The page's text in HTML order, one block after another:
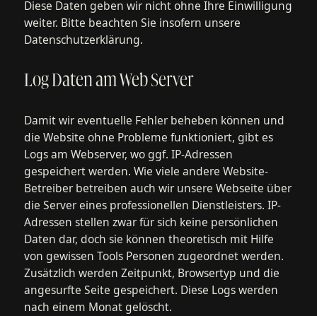
Diese Daten geben wir nicht ohne Ihre Einwilligung
weiter. Bitte beachten Sie insofern unsere
Datenschutzerklärung.
Log Daten am Web Server
Damit wir eventuelle Fehler beheben können und
die Website ohne Probleme funktioniert, gibt es
Logs am Webserver, wo ggf. IP-Adressen
gespeichert werden. Wie viele andere Website-
Betreiber betreiben auch wir unsere Webseite über
die Server eines professionellen Dienstleisters. IP-
Adressen stellen zwar für sich keine persönlichen
Daten dar, doch sie können theoretisch mit Hilfe
von gewissen Tools Personen zugeordnet werden.
Zusätzlich werden Zeitpunkt, Browsertyp und die
angesurfte Seite gespeichert. Diese Logs werden
nach einem Monat gelöscht.